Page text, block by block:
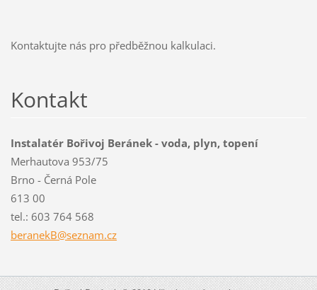
Kontaktujte nás pro předběžnou kalkulaci.
Kontakt
Instalatér Bořivoj Beránek - voda, plyn, topení
Merhautova 953/75
Brno - Černá Pole
613 00
tel.: 603 764 568
beranekB@seznam.cz